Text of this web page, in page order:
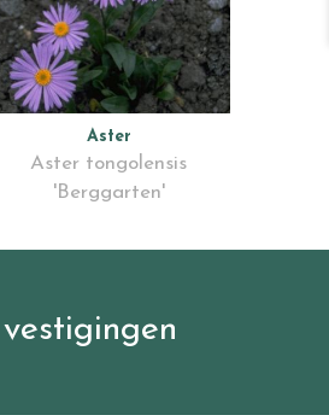
Aster
Aster tongolensis
'Berggarten'